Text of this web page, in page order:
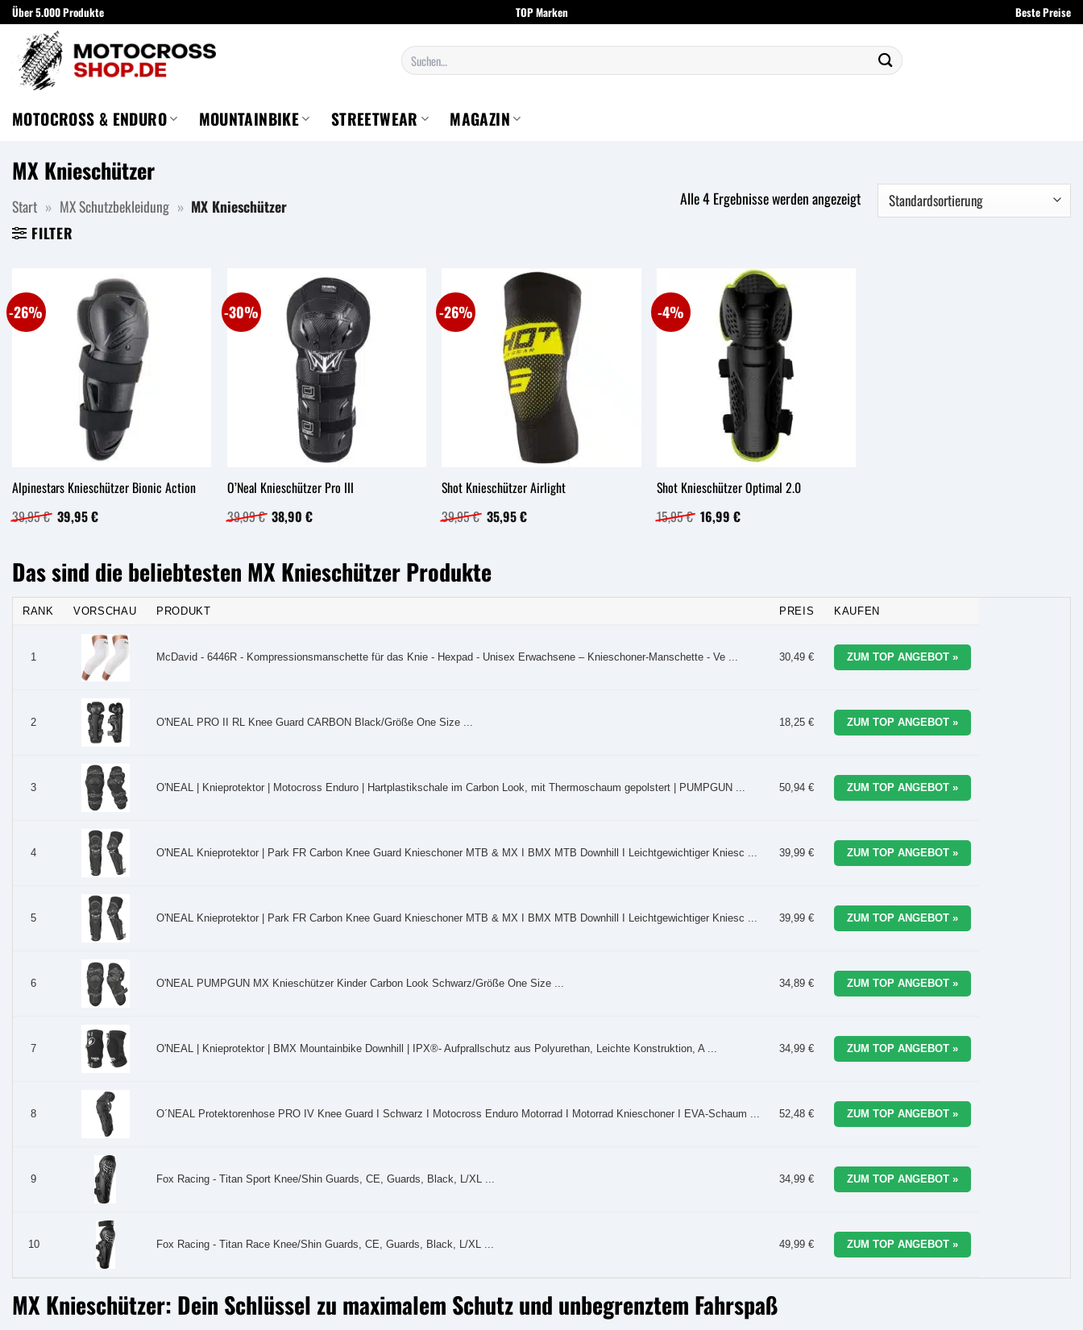
Zum
Inhalt
springen
Über 5.000 Produkte TOP Marken Beste Preise
Suchen
nach:
MOTOCROSS & ENDURO MOUNTAINBIKE STREETWEAR MAGAZIN
MX Knieschützer
Start » MX Schutzbekleidung » MX Knieschützer
FILTER
Alle 4 Ergebnisse werden angezeigt
-26%
Alpinestars Knieschützer Bionic Action
39,95€ Ursprünglicher
Preis
39,95€Aktueller
Preis
-30%
O’Neal Knieschützer Pro III
39,99€ Ursprünglicher
Preis
38,90€Aktueller
-26%
Shot Knieschützer Airlight
39,95€ Ursprünglicher
Preis
35,95€Aktueller
-4%
Shot Knieschützer Optimal 2.0
15,95€ Ursprünglicher
Preis
16,99 €Aktueller
Preis
Das sind die beliebtesten MX Knieschützer Produkte
RANK VORSCHAU PRODUKT PREIS KAUFEN
1 McDavid - 6446R - Kompressionsmanschette für das Knie - Hexpad - Unisex Erwachsene – Knieschoner-Manschette - Ve ... 30,49 € ZUM TOP ANGEBOT »
2 O'NEAL PRO II RL Knee Guard CARBON Black/Größe One Size ... 18,25 € ZUM TOP ANGEBOT »
3 O'NEAL | Knieprotektor | Motocross Enduro | Hartplastikschale im Carbon Look, mit Thermoschaum gepolstert | PUMPGUN ... 50,94 € ZUM TOP ANGEBOT »
4 O'NEAL Knieprotektor | Park FR Carbon Knee Guard Knieschoner MTB & MX I BMX MTB Downhill I Leichtgewichtiger Kniesc ... 39,99 € ZUM TOP ANGEBOT »
5 O'NEAL Knieprotektor | Park FR Carbon Knee Guard Knieschoner MTB & MX I BMX MTB Downhill I Leichtgewichtiger Kniesc ... 39,99 € ZUM TOP ANGEBOT »
6 O'NEAL PUMPGUN MX Knieschützer Kinder Carbon Look Schwarz/Größe One Size ... 34,89 € ZUM TOP ANGEBOT »
7 O'NEAL | Knieprotektor | BMX Mountainbike Downhill | IPX®- Aufprallschutz aus Polyurethan, Leichte Konstruktion, A ... 34,99 € ZUM TOP ANGEBOT »
8 O´NEAL Protektorenhose PRO IV Knee Guard I Schwarz I Motocross Enduro Motorrad I Motorrad Knieschoner I EVA-Schaum ... 52,48 € ZUM TOP ANGEBOT »
9 Fox Racing - Titan Sport Knee/Shin Guards, CE, Guards, Black, L/XL ... 34,99 € ZUM TOP ANGEBOT »
10 Fox Racing - Titan Race Knee/Shin Guards, CE, Guards, Black, L/XL ... 49,99 € ZUM TOP ANGEBOT »
MX Knieschützer: Dein Schlüssel zu maximalem Schutz und unbegrenztem Fahrspaß